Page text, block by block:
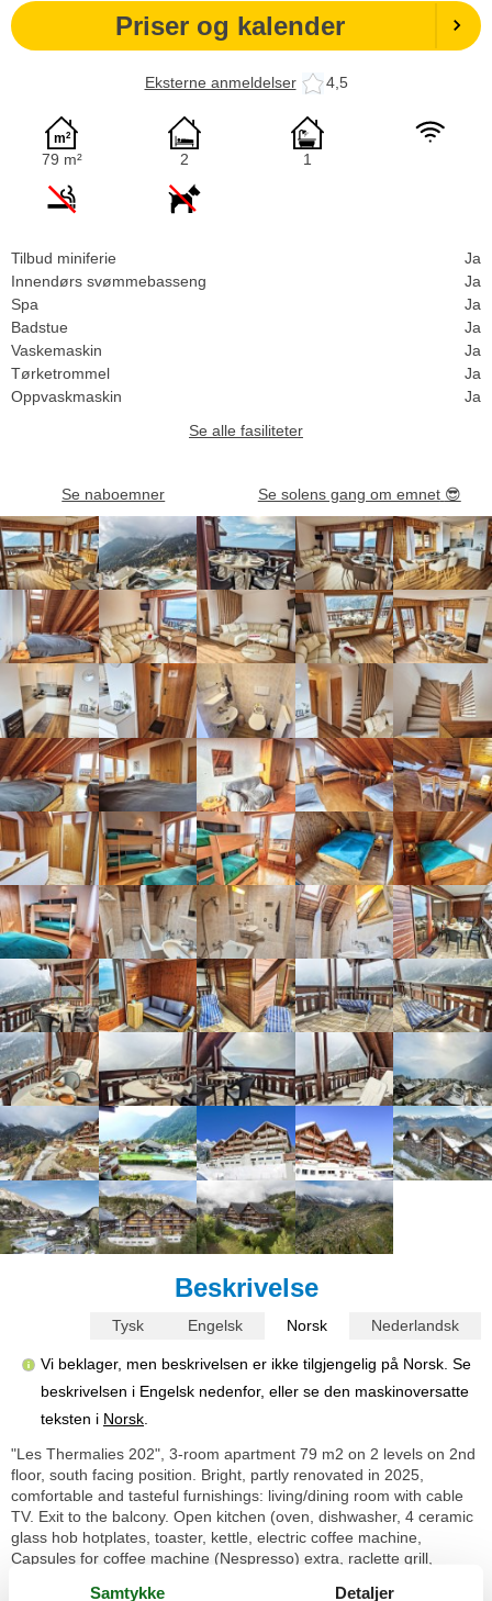
Priser og kalender
Eksterne anmeldelser 4,5
79 m² 2 1
Tilbud miniferie
Ja
Innendørs svømmebasseng
Ja
Spa
Ja
Badstue
Ja
Vaskemaskin
Ja
Tørketrommel
Ja
Oppvaskmaskin
Ja
Se alle fasiliteter
Se naboemner Se solens gang om emnet 😎
Beskrivelse
Tysk Engelsk Norsk Nederlandsk
Vi beklager, men beskrivelsen er ikke tilgjengelig på Norsk. Se
beskrivelsen i Engelsk nedenfor, eller se den maskinoversatte
teksten i Norsk
"Les Thermalies 202", 3-room apartment 79 m2 on 2 levels on 2nd
floor, south facing position. Bright, partly renovated in 2025,
comfortable and tasteful furnishings: living/dining room with cable
TV. Exit to the balcony. Open kitchen (oven, dishwasher, 4 ceramic
glass hob hotplates, toaster, kettle, electric coffee machine,
Capsules for coffee machine (Nespresso) extra, raclette grill,
Samtykke Detaljer